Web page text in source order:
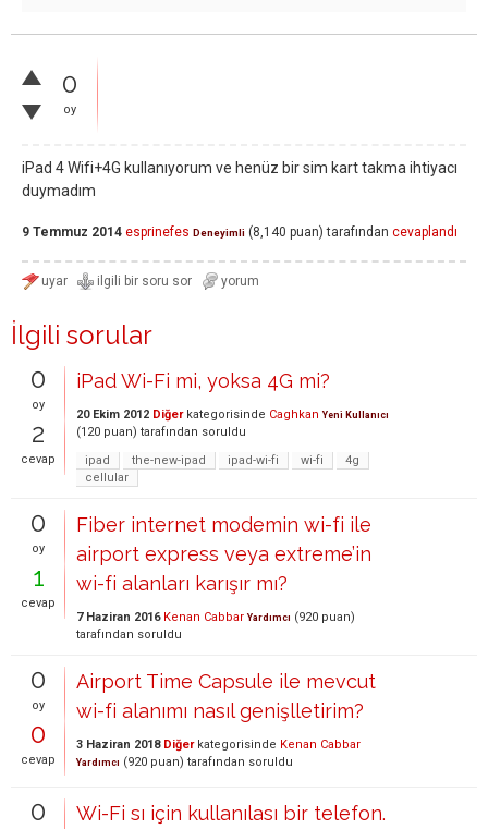
0
oy
iPad 4 Wifi+4G kullanıyorum ve henüz bir sim kart takma ihtiyacı
duymadım
9 Temmuz 2014 esprinefes Deneyimli (8,140 puan) tarafından cevaplandı
İlgili sorular
0
oy
2
cevap
iPad Wi-Fi mi, yoksa 4G mi?
20 Ekim 2012 Diğerkategorisinde Caghkan Yeni Kullanıcı
(120 puan) tarafından soruldu
ipad
the-new-ipad ipad-wi-fi wi-fi
4g
cellular
0
oy
1
cevap
Fiber internet modemin wi-fi ile
airport express veya extreme’in
wi-fi alanları karışır mı?
7 Haziran 2016 Kenan Cabbar Yardımcı (920 puan)
tarafından soruldu
0
oy
0
cevap
Airport Time Capsule ile mevcut
wi-fi alanımı nasıl genişlletirim?
3 Haziran 2018 Diğerkategorisinde Kenan Cabbar
Yardımcı (920 puan) tarafından soruldu
0
Wi-Fi sı için kullanılası bir telefon.